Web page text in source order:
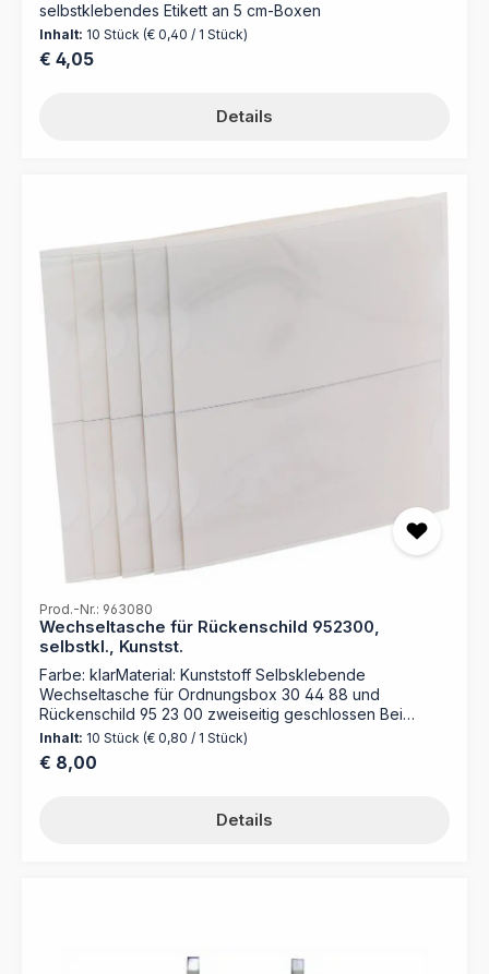
selbstklebendes Etikett an 5 cm-Boxen
Inhalt: 10 Stück (€ 0,40 / 1 Stück)
Regulärer Preis:
€ 4,05
Details
Prod.-Nr.: 963080
Wechseltasche für Rückenschild 952300,
selbstkl., Kunstst.
Farbe: klarMaterial: Kunststoff Selbsklebende
Wechseltasche für Ordnungsbox 30 44 88 und
Rückenschild 95 23 00 zweiseitig geschlossen Bei
Archivierung kann das Rückenschild herausgenommen
und auf eine Archivschachtel geklebt werden
Inhalt: 10 Stück (€ 0,80 / 1 Stück)
Regulärer Preis:
€ 8,00
Details